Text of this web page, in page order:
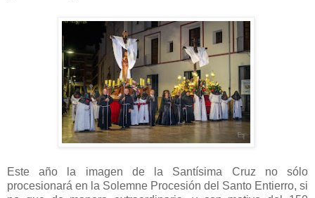
Este año la imagen de la Santísima Cruz no sólo
procesionará en la Solemne Procesión del Santo Entierro, si